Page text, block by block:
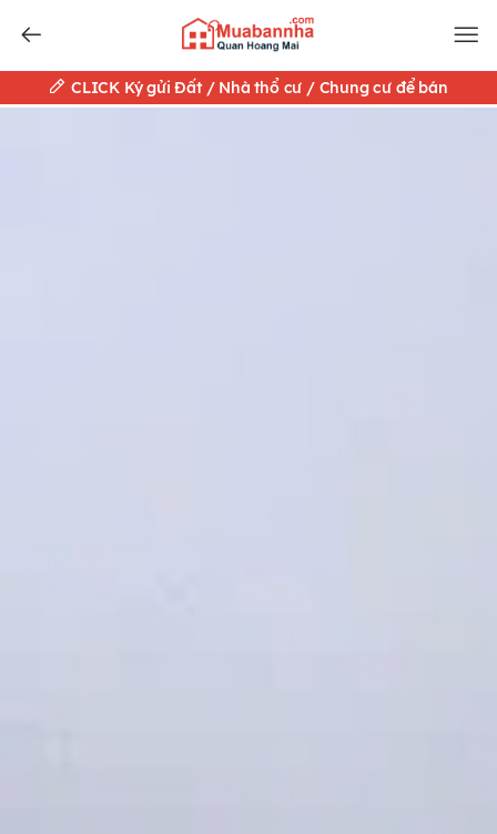
CLICK Ký gửi Đất / Nhà thổ cư / Chung cư để bán